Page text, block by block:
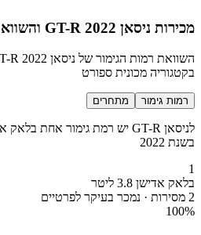
מכירות ניסאן GT-R 2022 והשוואה למתחרים
בקטגוריה מכונית ספורט
רמות גימור מתחרים
בשנת 2022
1
בלאק אדישן 3.8 ליטר
2 מסירות · נמכר בעיקר לפרטיים
100%